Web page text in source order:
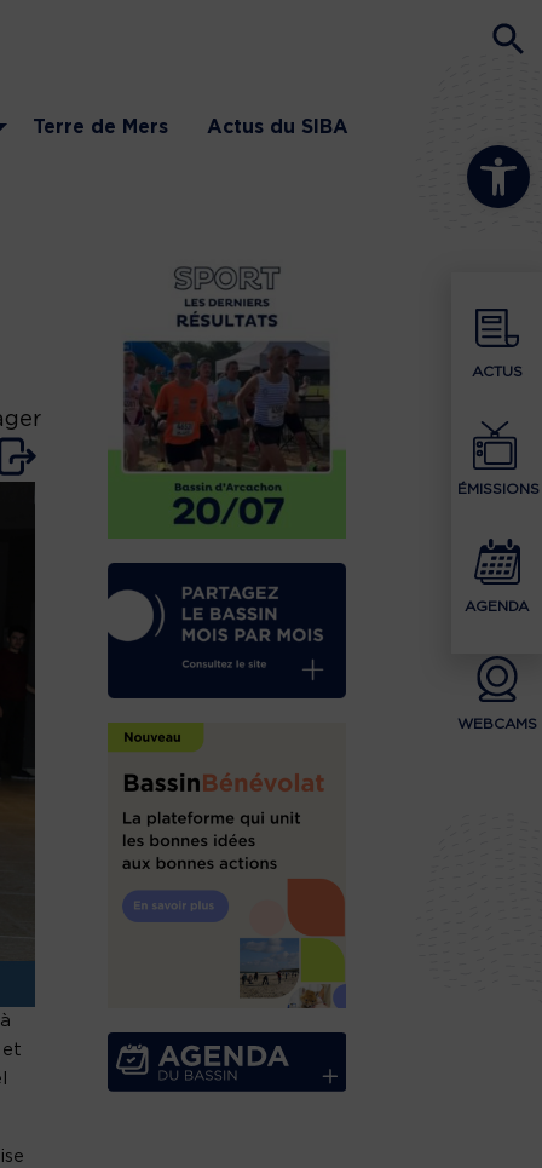
Ouvrir la
ACTUS
ÉMISSIONS
AGENDA
WEBCAMS
Terre de Mers Actus du SIBA
et